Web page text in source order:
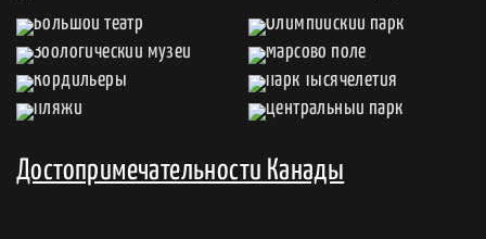
Достопримечательности Канады